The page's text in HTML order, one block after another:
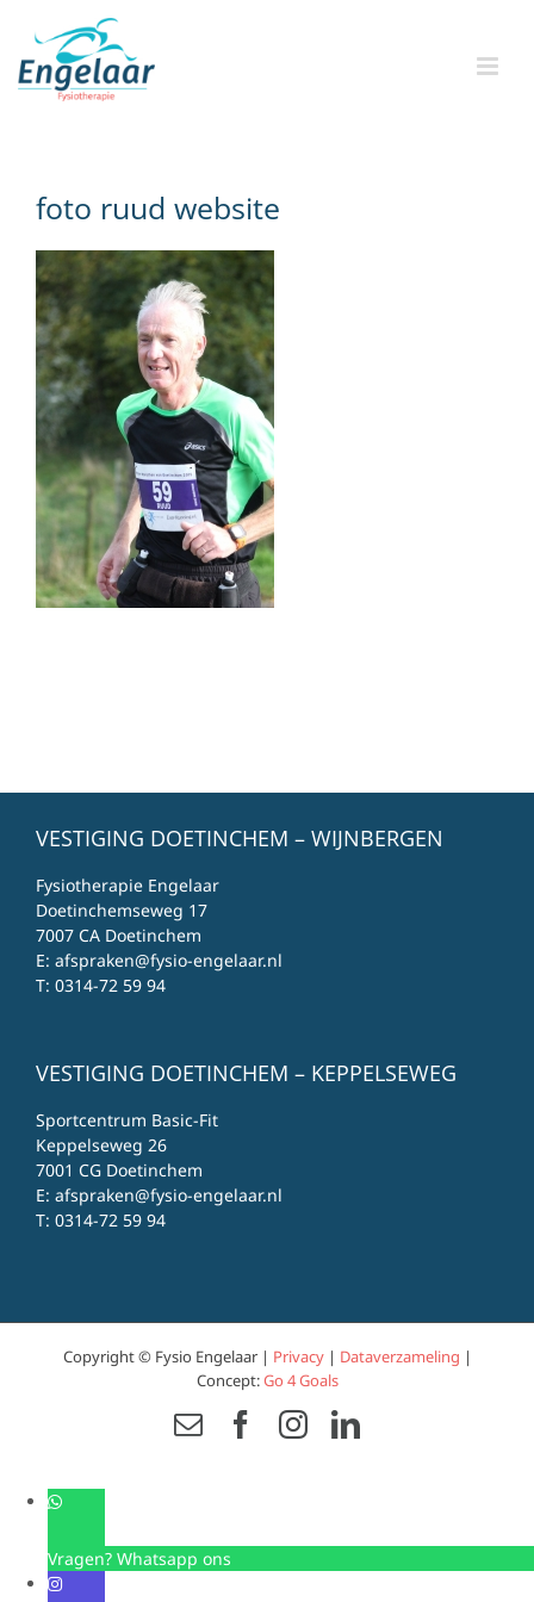
content
foto ruud website
VESTIGING DOETINCHEM – WIJNBERGEN
Fysiotherapie Engelaar
Doetinchemseweg 17
7007 CA Doetinchem
E: afspraken@fysio-engelaar.nl
T: 0314-72 59 94
VESTIGING DOETINCHEM – KEPPELSEWEG
Sportcentrum Basic-Fit
Keppelseweg 26
7001 CG Doetinchem
E: afspraken@fysio-engelaar.nl
T: 0314-72 59 94
Copyright © Fysio Engelaar | Privacy| Dataverzameling |
Concept:Go 4 Goals
Email Facebook
Instagram
LinkedIn
Vragen? Whatsapp ons